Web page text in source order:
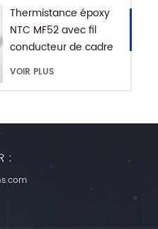
Thermistance époxy
NTC MF52 avec fil
conducteur de cadre
VOIR PLUS
: